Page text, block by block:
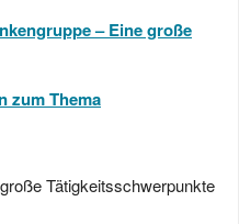
– Eine große
zum Thema
Tätigkeitsschwerpunkte